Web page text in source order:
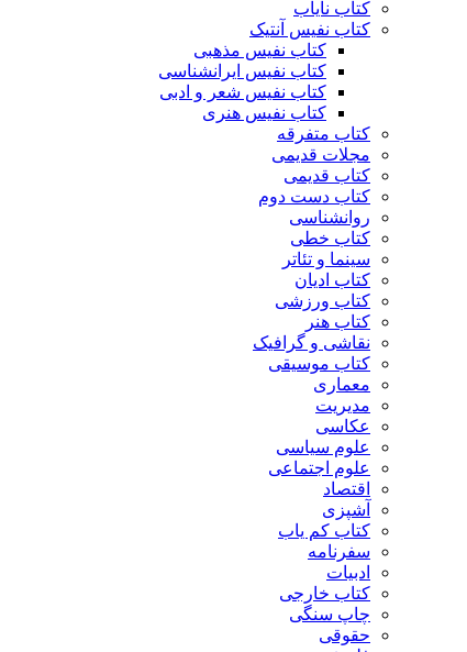
کتاب نایاب
کتاب نفیس آنتیک
کتاب نفیس مذهبی
کتاب نفیس ایرانشناسی
کتاب نفیس شعر و ادبی
کتاب نفیس هنری
کتاب متفرقه
مجلات قدیمی
کتاب قدیمی
کتاب دست دوم
روانشناسی
کتاب خطی
سینما و تئاتر
کتاب ادیان
کتاب ورزشی
کتاب هنر
نقاشی و گرافیک
کتاب موسیقی
معماری
مدیریت
عکاسی
علوم سیاسی
علوم اجتماعی
اقتصاد
آشپزی
کتاب کم یاب
سفرنامه
ادبیات
کتاب خارجی
چاپ سنگی
حقوقی